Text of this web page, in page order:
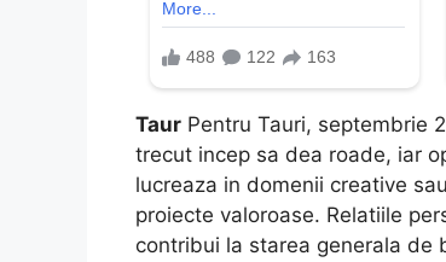
Taur Pentru Tauri, septembrie
trecut incep sa dea roade, iar
lucreaza in domenii creative
proiecte valoroase. Relatiile
contribui la starea generala de